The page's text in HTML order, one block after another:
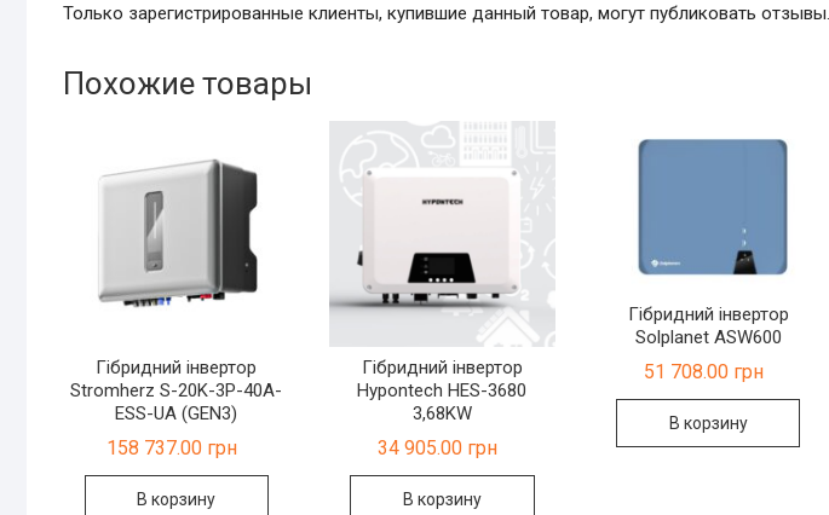
Только зарегистрированные клиенты, купившие данный товар, могут публиковать отзывы.
Похожие товары
Гібридний інвертор
Stromherz S-20K-3Р-40А-
ESS-UA (GEN3)
158 737.00 грн
В корзину
Гібридний інвертор
Hypontech HES-3680
3,68KW
34 905.00 грн
В корзину
Гібридний інвертор
Solplanet ASW600
51 708.00 грн
В корзину